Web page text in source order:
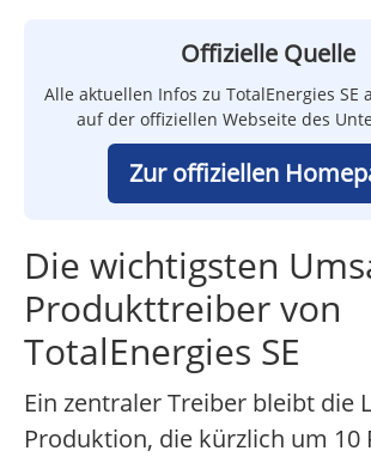
Offizielle Quelle
Alle aktuellen Infos zu TotalEnergies SE
auf der offiziellen Webseite des
Zur offiziellen
Die wichtigsten
Produkttreiber von
TotalEnergies SE
Ein zentraler Treiber bleibt die
Produktion, die kürzlich um 10